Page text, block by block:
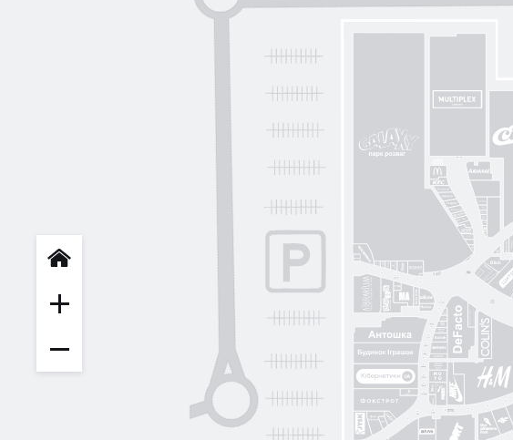
Sкріпка
Lefard
Intimissimi UOMO
Blisk
Sushi Nice